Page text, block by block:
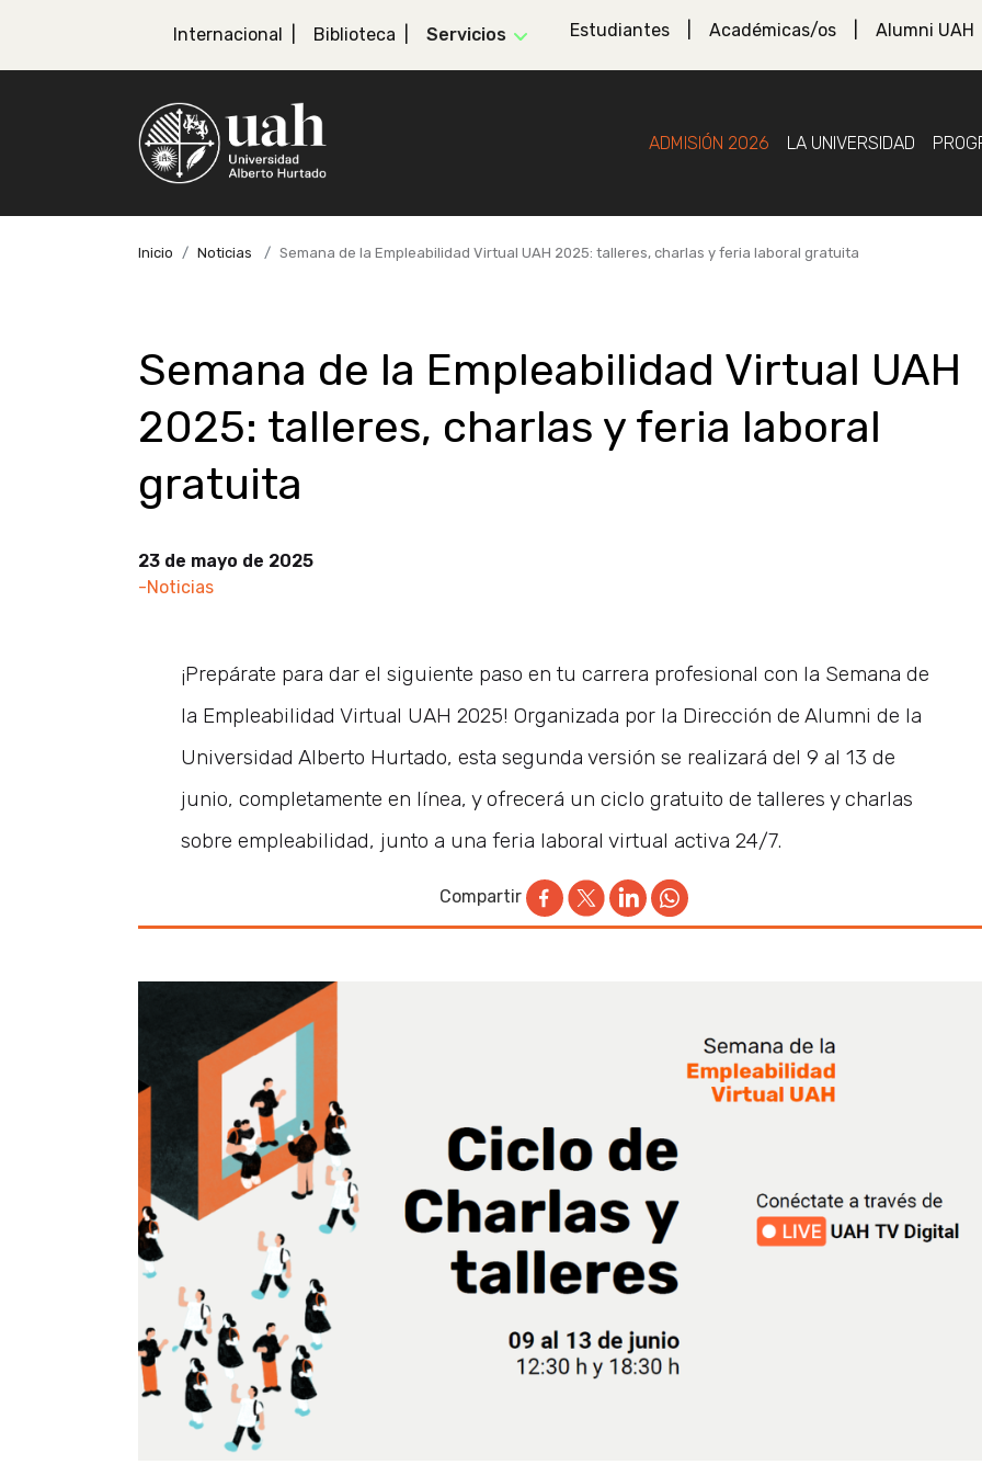
Internacional Biblioteca Servicios Estudiantes Académicas/os Alumni UAH
ADMISIÓN 2026 LA UNIVERSIDAD
Inicio Noticias Semana de la Empleabilidad Virtual UAH 2025: talleres, charlas y feria laboral gratuita
Semana de la Empleabilidad Virtual UAH
2025: talleres, charlas y feria laboral
gratuita
23 de mayo de 2025
-Noticias
¡Prepárate para dar el siguiente paso en tu carrera profesional con la Semana de
la Empleabilidad Virtual UAH 2025! Organizada por la Dirección de Alumni de la
Universidad Alberto Hurtado, esta segunda versión se realizará del 9 al 13 de
junio, completamente en línea, y ofrecerá un ciclo gratuito de talleres y charlas
sobre empleabilidad, junto a una feria laboral virtual activa 24/7.
Compartir